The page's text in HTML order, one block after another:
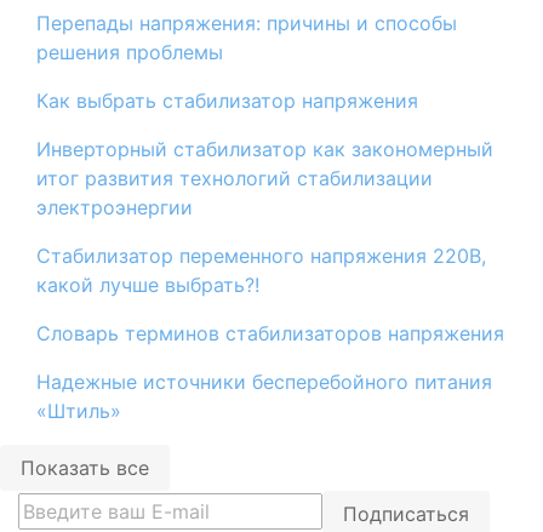
Перепады напряжения: причины и способы
решения проблемы
​Как выбрать стабилизатор напряжения
Инверторный стабилизатор как закономерный
итог развития технологий стабилизации
электроэнергии
Стабилизатор переменного напряжения 220В,
какой лучше выбрать?!
Словарь терминов стабилизаторов напряжения
Надежные источники бесперебойного питания
«Штиль»
Показать все
Подписаться